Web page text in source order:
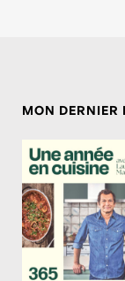
MON DERNIER